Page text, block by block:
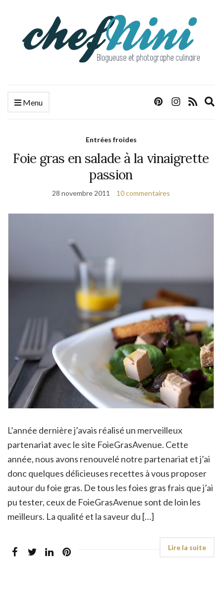
Menu
Entrées froides
Foie gras en salade à la vinaigrette
passion
28 novembre 2011 10 commentaires
L’année dernière j’avais réalisé un merveilleux
partenariat avec le site FoieGrasAvenue. Cette
année, nous avons renouvelé notre partenariat et j’ai
donc quelques délicieuses recettes à vous proposer
autour du foie gras. De tous les foies gras frais que j’ai
pu tester, ceux de FoieGrasAvenue sont de loin les
meilleurs. La qualité et la saveur du […]